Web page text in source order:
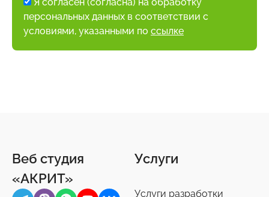
персональных данных в соответствии с
условиями, указанными по ссылке
Веб студия
«АКРИТ»
Услуги
Услуги разработки